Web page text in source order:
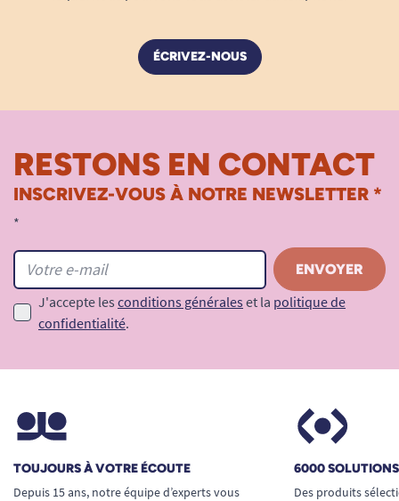
ÉCRIVEZ-NOUS
RESTONS EN CONTACT
INSCRIVEZ-VOUS À NOTRE NEWSLETTER *
*
J'accepte les conditions générales et la politique de
confidentialité.
TOUJOURS À VOTRE ÉCOUTE
Depuis 15 ans, notre équipe d’experts vous
6000
Des produits